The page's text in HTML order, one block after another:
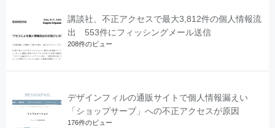
講談社、不正アクセスで最大3,812件の個人情報流
出 553件にフィッシングメール送信
208件のビュー
デザインフィルの通販サイトで個人情報漏えい
「ショップサーブ」への不正アクセスが原因
176件のビュー